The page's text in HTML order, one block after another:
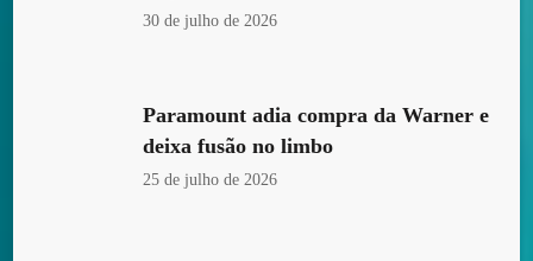
30 de julho de 2026
Paramount adia compra da Warner e
deixa fusão no limbo
25 de julho de 2026